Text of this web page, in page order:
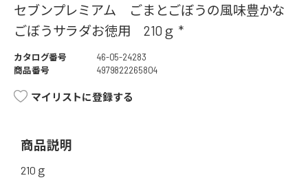
セブンプレミアム ごまとごぼうの風味豊かな
ごぼうサラダお徳用 210ｇ *
カタログ番号
46-05-24283
商品番号
4979822265804
マイリストに登録する
商品説明
210ｇ